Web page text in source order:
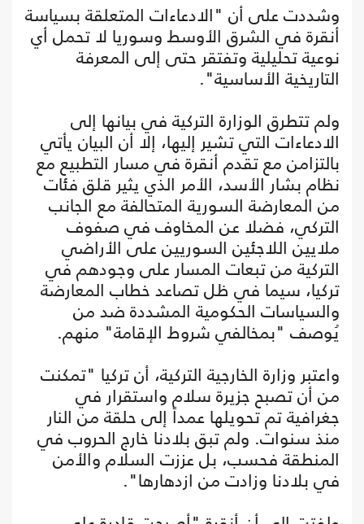
وشددت على أن "الادعاءات المتعلقة بسياسة
أنقرة في الشرق الأوسط وسوريا لا تحمل أي
نوعية تحليلية وتفتقر حتى إلى المعرفة
التاريخية الأساسية".
ولم تتطرق الوزارة التركية في بيانها إلى
الادعاءات التي تشير إليها، إلا أن البيان يأتي
بالتزامن مع تقدم أنقرة في مسار التطبيع مع
نظام بشار الأسد، الأمر الذي يثير قلق فئات
من المعارضة السورية المتحالفة مع الجانب
التركي، فضلا عن المخاوف في صفوف
ملايين اللاجئين السوريين على الأراضي
التركية من تبعات المسار على وجودهم في
تركيا، سيما في ظل تصاعد خطاب المعارضة
والسياسات الحكومية المشددة ضد من
يُوصف "بمخالفي شروط الإقامة" منهم.
واعتبر وزارة الخارجية التركية، أن تركيا "تمكنت
من أن تصبح جزيرة سلام واستقرار في
جغرافية تم تحويلها عمداً إلى حلقة من النار
منذ سنوات. ولم تبق بلادنا خارج الحروب في
المنطقة فحسب، بل عززت السلام والأمن
في بلادنا وزادت من ازدهارها".